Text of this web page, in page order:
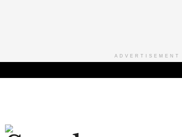
ADVERTISEMENT